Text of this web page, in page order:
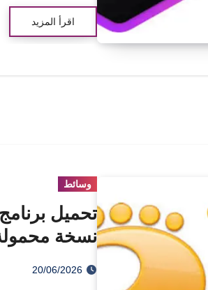
اقرأ المزيد
وسائط
نسخة
20/06/2026